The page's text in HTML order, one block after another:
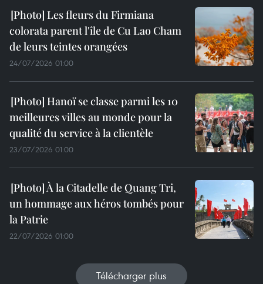
Les fleurs du Firmiana
colorata parent l'île de Cu Lao Cham
de leurs teintes orangées
24/07/2026 01:00
Hanoï se classe parmi les 10
meilleures villes au monde pour la
qualité du service à la clientèle
23/07/2026 01:00
À la Citadelle de Quang Tri,
un hommage aux héros tombés pour
la Patrie
22/07/2026 01:00
Télécharger plus